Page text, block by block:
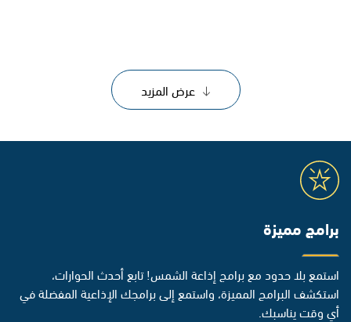
عرض المزيد
برامج مميزة
استمع بلا حدود مع برامج إذاعة الشمس! تابع أحدث الحوارات،
استكشف البرامج المميزة، واستمع إلى برامجك الإذاعية المفضلة في
أي وقت يناسبك.